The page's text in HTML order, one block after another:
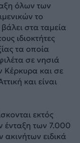
όλων των
το
στα ταμεία
ιδιοκτήτες
τα οποία
σε νησιά
Κέρκυρα και σε
και είναι
εκτός
ένταξη των 7.000
ακινήτων ειδικά